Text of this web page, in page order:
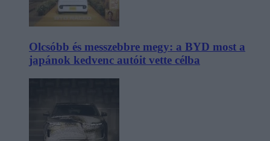
Olcsóbb és messzebbre megy: a BYD most a
japánok kedvenc autóit vette célba